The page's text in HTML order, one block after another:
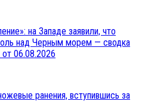
на Западе заявили, что
над Черным морем — сводка
06.08.2026